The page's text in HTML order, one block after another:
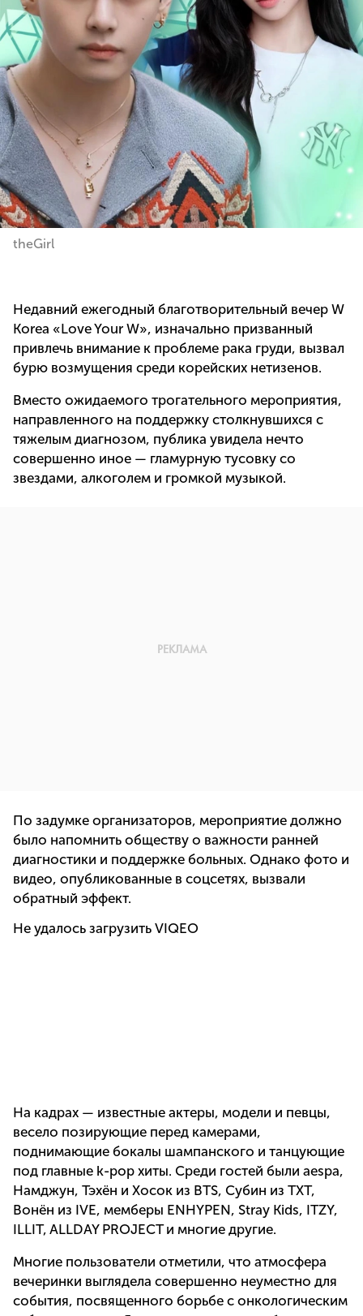
theGirl
Недавний ежегодный благотворительный вечер W
Korea «Love Your W», изначально призванный
привлечь внимание к проблеме рака груди, вызвал
бурю возмущения среди корейских нетизенов.
Вместо ожидаемого трогательного мероприятия,
направленного на поддержку столкнувшихся с
тяжелым диагнозом, публика увидела нечто
совершенно иное — гламурную тусовку со
звездами, алкоголем и громкой музыкой.
По задумке организаторов, мероприятие должно
было напомнить обществу о важности ранней
диагностики и поддержке больных. Однако фото и
видео, опубликованные в соцсетях, вызвали
обратный эффект.
Не удалось загрузить VIQEO
На кадрах — известные актеры, модели и певцы,
весело позирующие перед камерами,
поднимающие бокалы шампанского и танцующие
под главные k-pop хиты. Среди гостей были aespa,
Намджун, Тэхён и Хосок из BTS, Субин из TXT,
Вонён из IVE, мемберы ENHYPEN, Stray Kids, ITZY,
ILLIT, ALLDAY PROJECT и многие другие.
Многие пользователи отметили, что атмосфера
вечеринки выглядела совершенно неуместно для
события, посвященного борьбе с онкологическим